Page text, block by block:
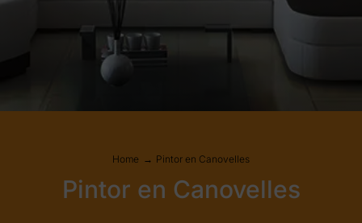
Home Pintor en Canovelles
Pintor en Canovelles